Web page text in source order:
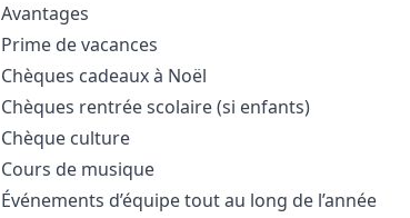
Avantages
Prime de vacances
Chèques cadeaux à Noël
Chèques rentrée scolaire (si enfants)
Chèque culture
Cours de musique
Événements d’équipe tout au long de l’année